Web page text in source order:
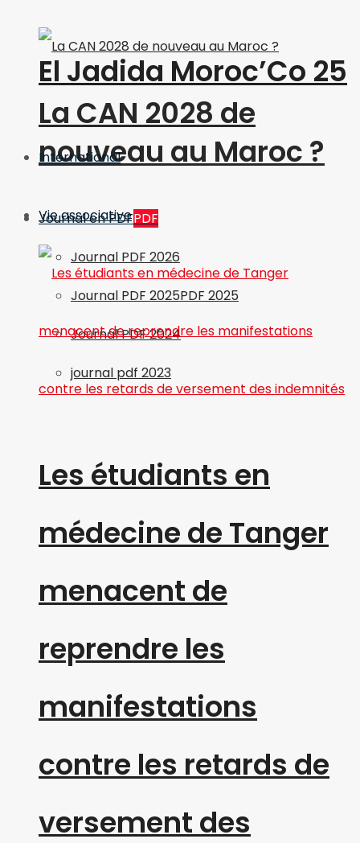
La CAN 2028 de
nouveau au Maroc ?
Journal en PDFPDF
Journal PDF 2026
Journal PDF 2025PDF 2025
Journal PDF 2024
journal pdf 2023
El Jadida Moroc’Co 25
International
Vie associative
Les étudiants en
médecine de Tanger
menacent de
reprendre les
manifestations
contre les retards de
versement des